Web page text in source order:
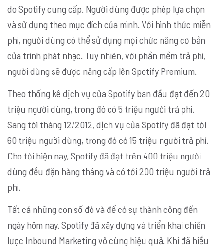
do Spotify cung cấp. Người dùng được phép lựa chọn
và sử dụng theo mục đích của mình. Với hình thức miễn
phí, người dùng có thể sử dụng mọi chức năng cơ bản
của trình phát nhạc. Tuy nhiên, với phần mềm trả phí,
người dùng sẽ được nâng cấp lên Spotify Premium.
Theo thống kê dịch vụ của Spotify ban đầu đạt đến 20
triệu người dùng, trong đó có 5 triệu người trả phí.
Sang tới tháng 12/2012, dịch vụ của Spotify đã đạt tới
60 triệu người dùng, trong đó có 15 triệu người trả phí.
Cho tới hiện nay, Spotify đã đạt trên 400 triệu người
dùng đều đặn hàng tháng và có tới 200 triệu người trả
phí.
Tất cả những con số đó và để có sự thành công đến
ngày hôm nay. Spotify đã xây dựng và triển khai chiến
lược Inbound Marketing vô cùng hiệu quả. Khi đã hiểu